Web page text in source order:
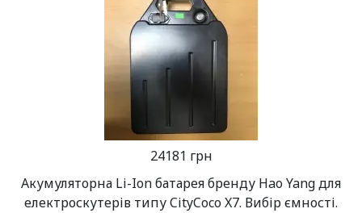
24181 грн
Акумуляторна Li-Ion батарея бренду Hao Yang для
електроскутерів типу CityCoco X7. Вибір ємності.